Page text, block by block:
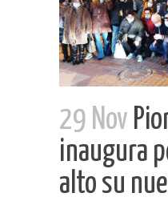
29 Nov
inaugura
alto su